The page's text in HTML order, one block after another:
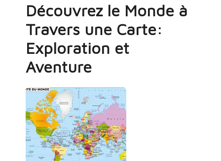
Découvrez le Monde à
Travers une Carte:
Exploration et
Aventure